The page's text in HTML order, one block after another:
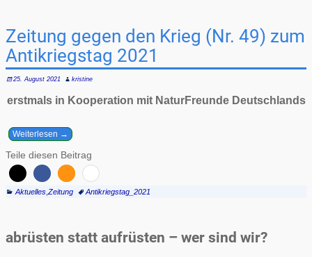
Zeitung gegen den Krieg (Nr. 49) zum
Antikriegstag 2021
25. August 2021 kristine
erstmals in Kooperation mit NaturFreunde Deutschlands
Weiterlesen →
Teile diesen Beitrag
Aktuelles, Zeitung Antikriegstag_2021
abrüsten statt aufrüsten – wer sind wir?